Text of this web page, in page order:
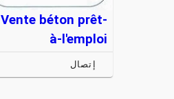
Vente béton prêt-
à-l'emploi
إتصال